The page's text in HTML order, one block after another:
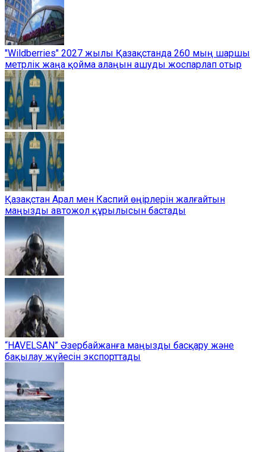
"Wildberries" 2027 жылы Қазақстанда 260 мың шаршы
метрлік жаңа қойма алаңын ашуды жоспарлап отыр
Қазақстан Арал мен Каспий өңірлерін жалғайтын
маңызды автожол құрылысын бастады
“HAVELSAN” Әзербайжанға маңызды басқару және
бақылау жүйесін экспорттады